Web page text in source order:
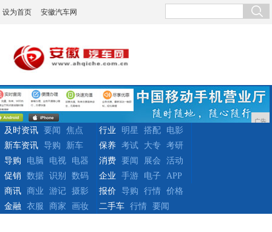
设为首页 安徽汽车网
广告
及时资讯 要闻
焦点
新车资讯
导购 新车
行业 明星 搭配
电影
保养
考试 大专
考研
导购
电脑 电视
电器
促销
数据 识别 数码
消费 要闻 展会
活动
企业
手游 电子
APP
商讯
商业 游记
摄影
金融
衣服 商家 画妆
报价 导购 行情
价格
二手车
行情 要闻